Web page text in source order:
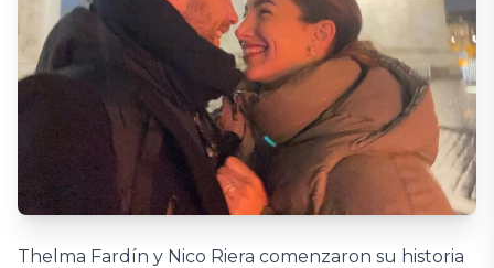
Thelma Fardín y Nico Riera comenzaron su historia